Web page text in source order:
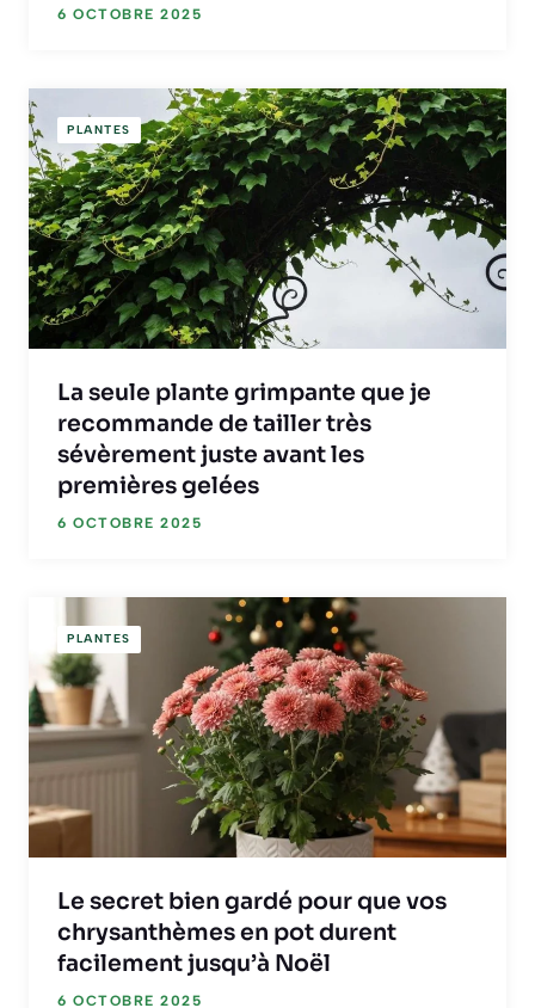
6 OCTOBRE 2025
PLANTES
La seule plante grimpante que je
recommande de tailler très
sévèrement juste avant les
premières gelées
6 OCTOBRE 2025
PLANTES
Le secret bien gardé pour que vos
chrysanthèmes en pot durent
facilement jusqu’à Noël
6 OCTOBRE 2025